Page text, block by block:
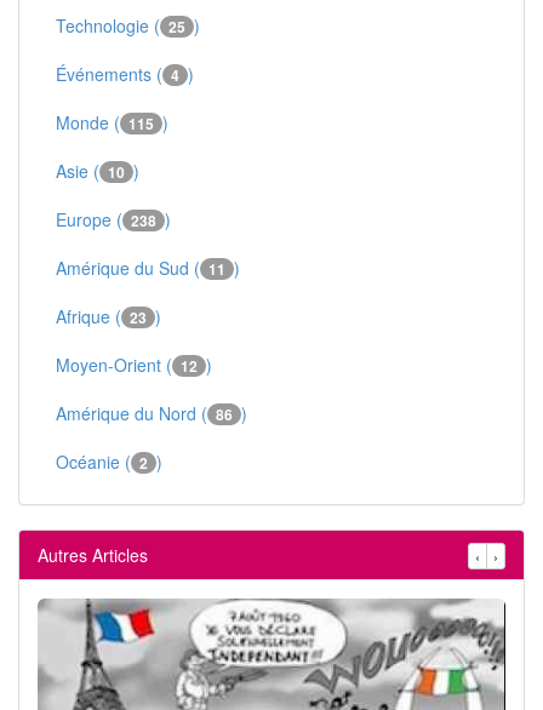
Technologie ( 25 )
Événements ( 4 )
Monde ( 115 )
Asie ( 10 )
Europe ( 238 )
Amérique du Sud ( 11 )
Afrique ( 23 )
Moyen-Orient ( 12 )
Amérique du Nord ( 86 )
Océanie ( 2 )
Autres Articles ‹ ›